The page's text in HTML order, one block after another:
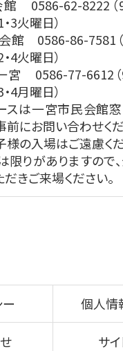
0586-62-8222（9
3火曜日）
0586-86-7581（9
4火曜日）
0586-77-6612（9
4月曜日）
スは一宮市民会館
前にお問い合わせくだ
の入場はご遠慮くだ
りがありますので
きご来場ください。
個人情
サ